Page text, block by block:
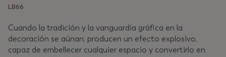
LB66
Cuando la tradición y la vanguardia gráfica en la
decoración se aúnan, producen un efecto explosivo,
capaz de embellecer cualquier espacio y convertirlo en